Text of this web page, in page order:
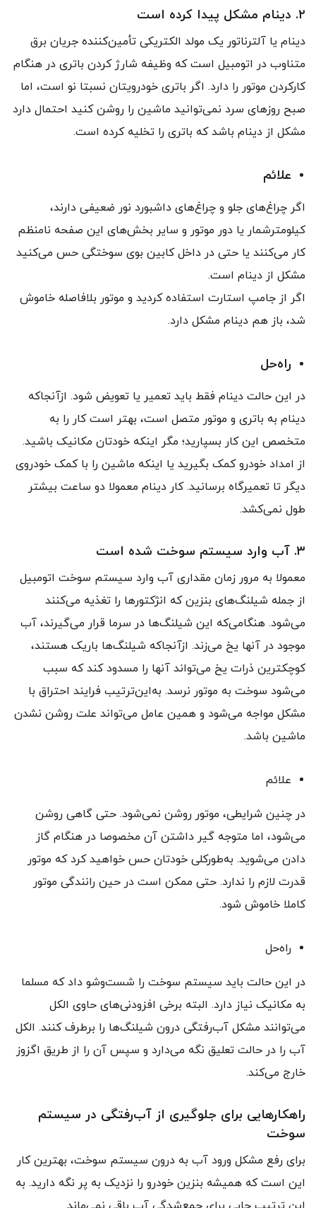
۲. دینام مشکل پیدا کرده است
دینام یا آلترناتور یک مولد الکتریکی تأمین‌کننده جریان برق
متناوب در اتومبیل است که وظیفه شارژ کردن باتری در هنگام
کارکردن موتور را دارد. اگر باتری خودرویتان نسبتا نو است، اما
صبح روزهای سرد نمی‌توانید ماشین را روشن کنید احتمال دارد
مشکل از دینام باشد که باتری را تخلیه کرده است.
علائم
اگر چراغ‌های جلو و چراغ‌های داشبورد نور ضعیفی دارند،
کیلومترشمار یا دور موتور و سایر بخش‌های این صفحه نامنظم
کار می‌کنند یا حتی در داخل کابین بوی سوختگی حس می‌کنید
مشکل از دینام است.
اگر از جامپ استارت استفاده کردید و موتور بلافاصله خاموش
شد، باز هم دینام مشکل دارد.
راه‌حل
در این حالت دینام فقط باید تعمیر یا تعویض شود. ازآنجاکه
دینام به باتری و موتور متصل است، بهتر است کار را به
متخصص این کار بسپارید؛ مگر اینکه خودتان مکانیک باشید.
از امداد خودرو کمک بگیرید یا اینکه ماشین را با کمک خودروی
دیگر تا تعمیرگاه برسانید. کار دینام معمولا دو ساعت بیشتر
طول نمی‌کشد.
۳. آب وارد سیستم سوخت شده است
معمولا به مرور زمان مقداری آب وارد سیستم سوخت اتومبیل
از جمله شیلنگ‌های بنزین که انژکتورها را تغذیه می‌کنند
می‌شود. هنگامی‌که این شیلنگ‌ها در سرما قرار می‌گیرند، آب
موجود در آنها یخ می‌زند. ازآنجاکه شیلنگ‌ها باریک هستند،
کوچکترین ذرات یخ می‌تواند آنها را مسدود کند که سبب
می‌شود سوخت به موتور نرسد. به‌این‌ترتیب فرایند احتراق با
مشکل مواجه می‌شود و همین عامل می‌تواند علت روشن نشدن
ماشین باشد.
علائم
در چنین شرایطی، موتور روشن نمی‌شود. حتی گاهی روشن
می‌شود، اما متوجه گیر داشتن آن مخصوصا در هنگام گاز
دادن می‌شوید. به‌طورکلی خودتان حس خواهید کرد که موتور
قدرت لازم را ندارد. حتی ممکن است در حین رانندگی موتور
کاملا خاموش شود.
راه‌حل
در این حالت باید سیستم سوخت را شست‌وشو داد که مسلما
به مکانیک نیاز دارد. البته برخی افزودنی‌های حاوی الکل
می‌توانند مشکل آب‌رفتگی درون شیلنگ‌ها را برطرف کنند. الکل
آب را در حالت تعلیق نگه می‌دارد و سپس آن را از طریق اگزوز
خارج می‌کند.
راهکارهایی برای جلوگیری از آب‌رفتگی در سیستم
سوخت
برای رفع مشکل ورود آب به درون سیستم سوخت، بهترین کار
این است که همیشه بنزین خودرو را نزدیک به پر نگه دارید. به